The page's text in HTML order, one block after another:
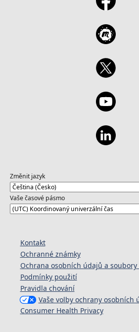
Změnit jazyk
Vaše časové pásmo
Kontakt
Ochranné známky
Ochrana osobních údajů a soubory
Podmínky použití
Pravidla chování
Vaše volby ochrany osobních
Consumer Health Privacy